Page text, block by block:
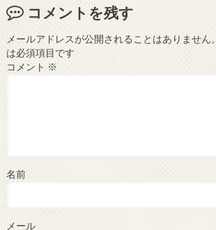
コメントを残す
メールアドレスが公開されることはありません。
は必須項目です
コメント ※
名前
メール